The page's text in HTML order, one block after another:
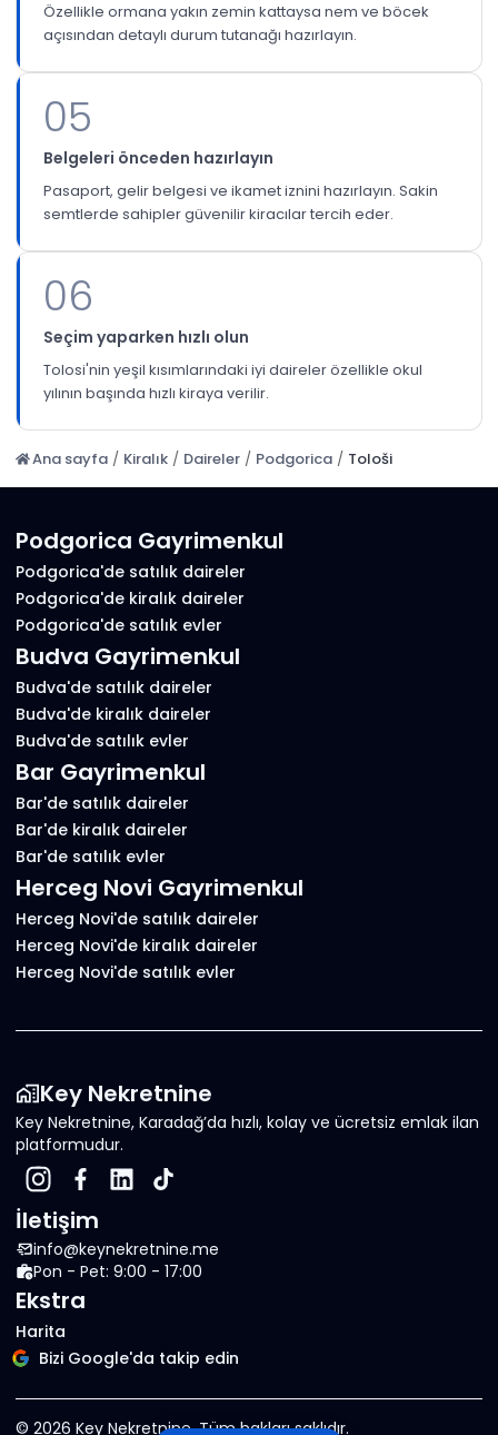
Özellikle ormana yakın zemin kattaysa nem ve böcek
açısından detaylı durum tutanağı hazırlayın.
05
Belgeleri önceden hazırlayın
Pasaport, gelir belgesi ve ikamet iznini hazırlayın. Sakin
semtlerde sahipler güvenilir kiracılar tercih eder.
06
Seçim yaparken hızlı olun
Tolosi'nin yeşil kısımlarındaki iyi daireler özellikle okul
yılının başında hızlı kiraya verilir.
Ana sayfa / Kiralık / Daireler / Podgorica / Tološi
Podgorica Gayrimenkul
Podgorica'de satılık daireler
Podgorica'de kiralık daireler
Podgorica'de satılık evler
Budva Gayrimenkul
Budva'de satılık daireler
Budva'de kiralık daireler
Budva'de satılık evler
Bar Gayrimenkul
Bar'de satılık daireler
Bar'de kiralık daireler
Bar'de satılık evler
Herceg Novi Gayrimenkul
Herceg Novi'de satılık daireler
Herceg Novi'de kiralık daireler
Herceg Novi'de satılık evler
Key Nekretnine
Key Nekretnine, Karadağ’da hızlı, kolay ve ücretsiz emlak ilan
platformudur.
İletişim
info@keynekretnine.me
Pon - Pet: 9:00 - 17:00
Ekstra
Harita
Bizi Google'da takip edin
© 2026 Key Nekretnine.Tüm hakları saklıdır.